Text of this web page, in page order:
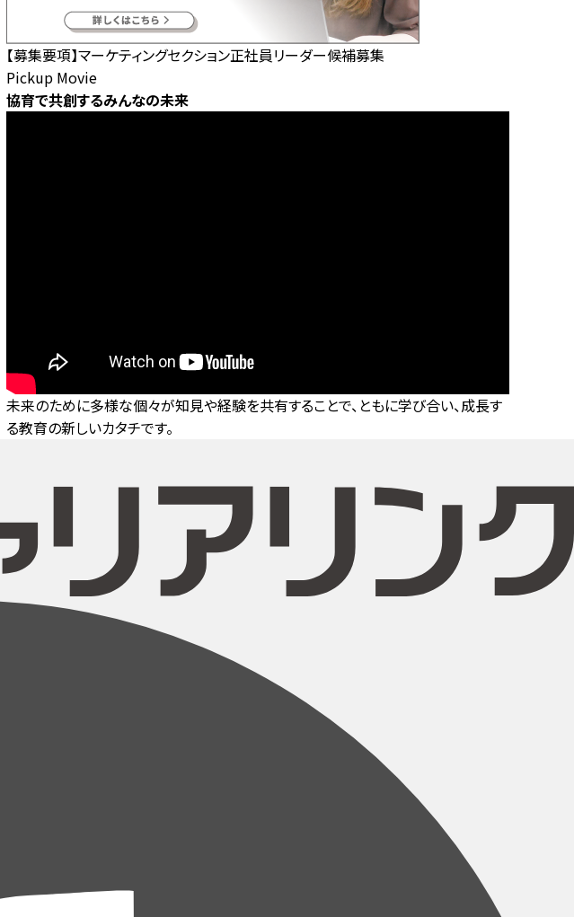
【募集要項】マーケティングセクション正社員リーダー候補募集
Pickup Movie
協育で共創するみんなの未来
未来のために多様な個々が知見や経験を共有することで、ともに学び合い、成長す
る教育の新しいカタチです。